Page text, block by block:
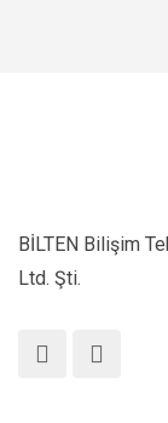
BİLTEN Bilişim
Ltd. Şti.